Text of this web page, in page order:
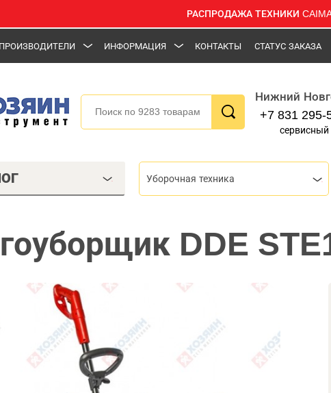
РАСПРОДАЖА ТЕХНИКИ
ПРОИЗВОДИТЕЛИ ИНФОРМАЦИЯ КОНТАКТЫ СТАТУС ЗАКАЗА
Нижний
+7 831 295-
сервисный
Уборочная техника
DDE